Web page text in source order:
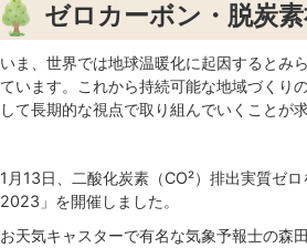
ゼロカーボン・脱炭
いま、世界では地球温暖化に起因するとみ
ています。これから持続可能な地域づくり
して長期的な視点で取り組んでいくことが
1月13日、二酸化炭素（CO²）排出実質ゼ
2023」を開催しました。
お天気キャスターで有名な気象予報士の森